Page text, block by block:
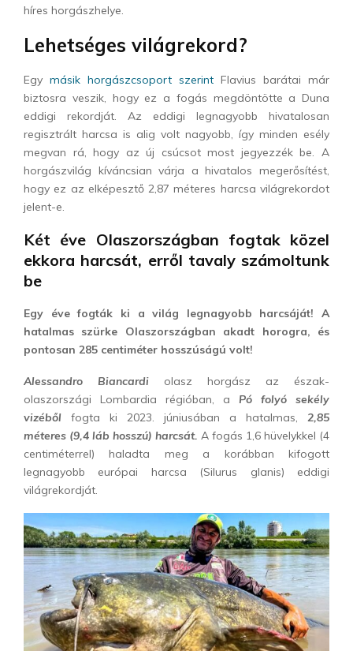
híres horgászhelye.
Lehetséges világrekord?
Egy másik horgászcsoport szerint Flavius barátai már
biztosra veszik, hogy ez a fogás megdöntötte a Duna
eddigi rekordját. Az eddigi legnagyobb hivatalosan
regisztrált harcsa is alig volt nagyobb, így minden esély
megvan rá, hogy az új csúcsot most jegyezzék be. A
horgászvilág kíváncsian várja a hivatalos megerősítést,
hogy ez az elképesztő 2,87 méteres harcsa világrekordot
jelent-e.
Két éve Olaszországban fogtak közel
ekkora harcsát, erről tavaly számoltunk
be
Egy éve fogták ki a világ legnagyobb harcsáját! A
hatalmas szürke Olaszországban akadt horogra, és
pontosan 285 centiméter hosszúságú volt!
Alessandro Biancardi olasz horgász az észak-
olaszországi Lombardia régióban, a Pó folyó sekély
vizéből fogta ki 2023. júniusában a hatalmas, 2,85
méteres (9,4 láb hosszú) harcsát. A fogás 1,6 hüvelykkel (4
centiméterrel) haladta meg a korábban kifogott
legnagyobb európai harcsa (Silurus glanis) eddigi
világrekordját.